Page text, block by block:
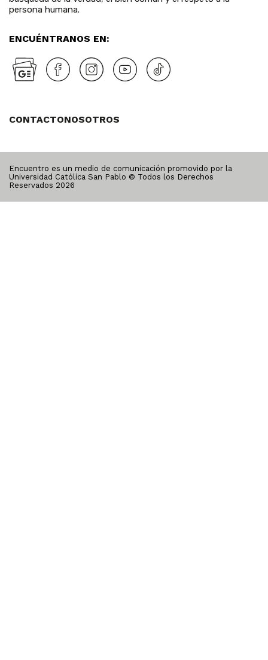
persona humana.
ENCUÉNTRANOS EN:
CONTACTONOSOTROS
Encuentro es un medio de comunicación promovido por la
Universidad Católica San Pablo © Todos los Derechos
Reservados 2026